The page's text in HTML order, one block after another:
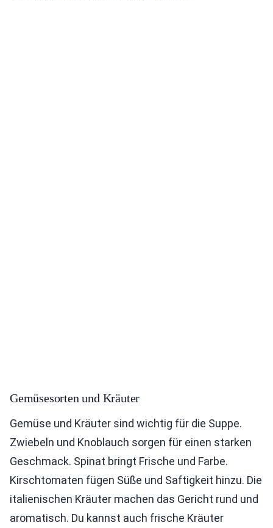
Gemüsesorten und Kräuter
Gemüse und Kräuter sind wichtig für die Suppe.
Zwiebeln und Knoblauch sorgen für einen starken
Geschmack. Spinat bringt Frische und Farbe.
Kirschtomaten fügen Süße und Saftigkeit hinzu. Die
italienischen Kräuter machen das Gericht rund und
aromatisch. Du kannst auch frische Kräuter